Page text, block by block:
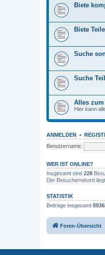
Biete
Biete
Suche
Suche
Alles zum
Hier kann
ANMELDEN •
Benutzername:
WER IST ONLINE?
Insgesamt sind 228
Der Besucherrekord
STATISTIK
Beiträge insgesamt
Foren-Übersicht